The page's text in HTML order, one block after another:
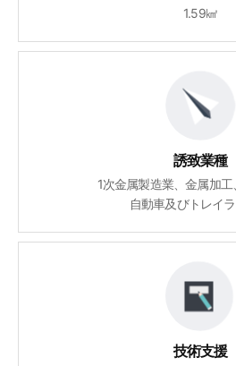
1.59㎢
誘致業種
1次金属製造業、金属加工
自動車及びトレイ
技術支援